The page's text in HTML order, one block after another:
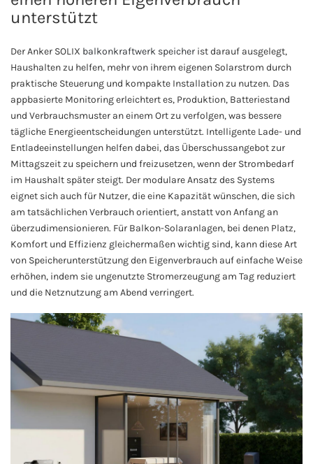
unterstützt
Der Anker SOLIX balkonkraftwerk speicher ist darauf ausgelegt,
Haushalten zu helfen, mehr von ihrem eigenen Solarstrom durch
praktische Steuerung und kompakte Installation zu nutzen. Das
appbasierte Monitoring erleichtert es, Produktion, Batteriestand
und Verbrauchsmuster an einem Ort zu verfolgen, was bessere
tägliche Energieentscheidungen unterstützt. Intelligente Lade- und
Entladeeinstellungen helfen dabei, das Überschussangebot zur
Mittagszeit zu speichern und freizusetzen, wenn der Strombedarf
im Haushalt später steigt. Der modulare Ansatz des Systems
eignet sich auch für Nutzer, die eine Kapazität wünschen, die sich
am tatsächlichen Verbrauch orientiert, anstatt von Anfang an
überzudimensionieren. Für Balkon-Solaranlagen, bei denen Platz,
Komfort und Effizienz gleichermaßen wichtig sind, kann diese Art
von Speicherunterstützung den Eigenverbrauch auf einfache Weise
erhöhen, indem sie ungenutzte Stromerzeugung am Tag reduziert
und die Netznutzung am Abend verringert.